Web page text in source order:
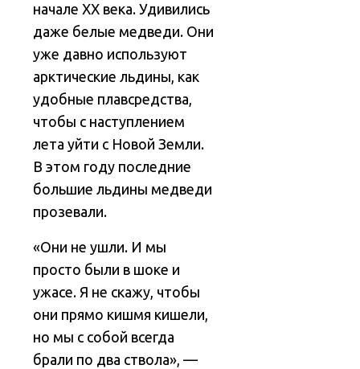
начале XX века. Удивились
даже белые медведи. Они
уже давно используют
арктические льдины, как
удобные плавсредства,
чтобы с наступлением
лета уйти с Новой Земли.
В этом году последние
большие льдины медведи
прозевали.
«Они не ушли. И мы
просто были в шоке и
ужасе. Я не скажу, чтобы
они прямо кишмя кишели,
но мы с собой всегда
брали по два ствола», —